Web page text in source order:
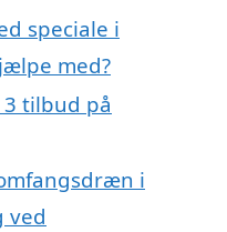
speciale i
med?
tilbud på
i
ved